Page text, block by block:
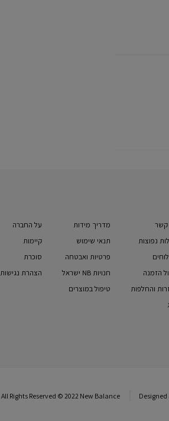
קשר
נפוצות
הזמנה
והחלפות
מדריך מידות
תנאי שימוש
פרטיות ואבטחה
חנויות NB ישראל
טיפול במוצרים
על החברה
קיימות
סוכרת
הצהרת נגישות
All Rights Reserved © 2022 New Balance